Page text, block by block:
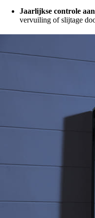
Jaarlijkse controle
vervuiling of slijtage